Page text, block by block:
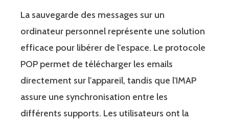
La sauvegarde des messages sur un
ordinateur personnel représente une solution
efficace pour libérer de l'espace. Le protocole
POP permet de télécharger les emails
directement sur l'appareil, tandis que l'IMAP
assure une synchronisation entre les
différents supports. Les utilisateurs ont la